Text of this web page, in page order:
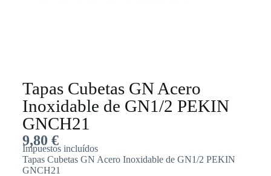
Tapas Cubetas GN Acero
Inoxidable de GN1/2 PEKIN
GNCH21
9,80 €
Impuestos incluídos
Tapas Cubetas GN Acero Inoxidable de GN1/2 PEKIN
GNCH21